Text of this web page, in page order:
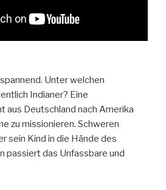
Unter welchen
Indianer? Eine
aus Deutschland nach Amerika
zu missionieren. Schweren
sein Kind in die Hände des
passiert das Unfassbare und